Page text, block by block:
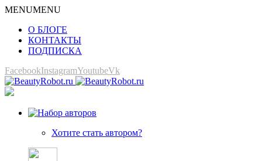
MENUMENU
О БЛОГЕ
КОНТАКТЫ
ПОДПИСКА
FacebookInstagramYoutubeVk
Хотите стать автором?